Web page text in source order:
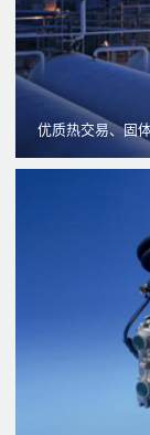
优质热交易、固